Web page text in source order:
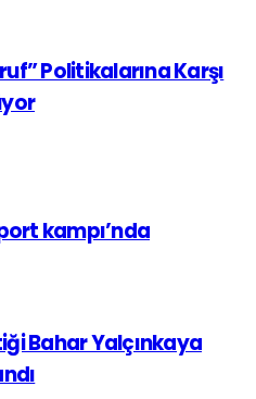
Politikalarına Karşı
kampı’nda
Bahar Yalçınkaya